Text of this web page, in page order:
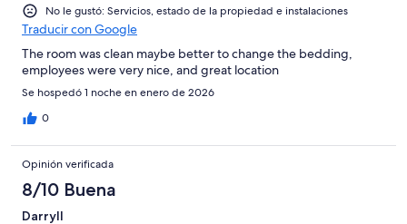
No le gustó: Servicios, estado de la propiedad e instalaciones
Traducir con Google
The room was clean maybe better to change the bedding,
employees were very nice, and great location
Se hospedó 1 noche en enero de 2026
0
Opinión verificada
8/10 Buena
Darryll